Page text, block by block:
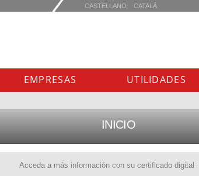
Acceda a más información con su certificado digital
EMPRESAS UTILIDADES
INICIO